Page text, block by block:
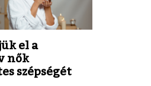
el a
nők
szépségét